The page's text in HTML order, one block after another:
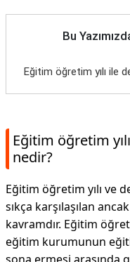
Bu
Eğitim öğretim yılı ile
Eğitim öğretim
nedir?
Eğitim öğretim yılı ve
sıkça karşılaşılan
kavramdır. Eğitim
eğitim kurumunun